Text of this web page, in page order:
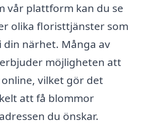
vår plattform kan du se
olika floristtjänster som
din närhet. Många av
möjligheten att
vilket gör det
att få blommor
du önskar.